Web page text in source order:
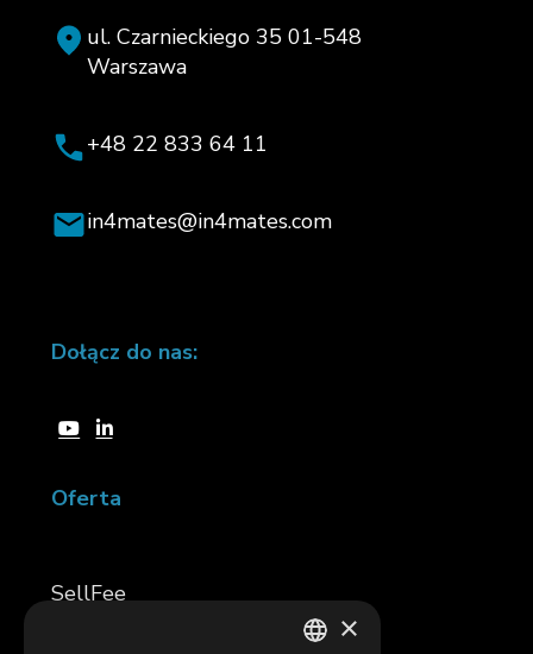
ul. Czarnieckiego 35 01-548
Warszawa
+48 22 833 64 11
in4mates@in4mates.com
Dołącz do nas:
Oferta
SellFee
×